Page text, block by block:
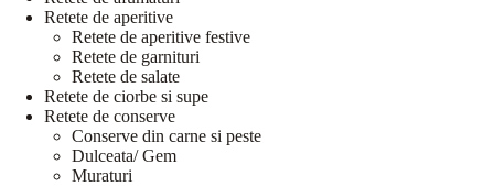
Retete de aperitive
Retete de aperitive festive
Retete de garnituri
Retete de salate
Retete de ciorbe si supe
Retete de conserve
Conserve din carne si peste
Dulceata/ Gem
Muraturi